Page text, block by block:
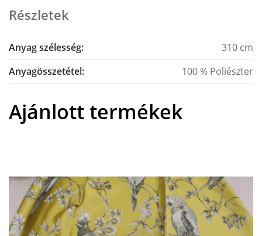
Részletek
Anyag szélesség:
310 cm
Anyagösszetétel:
100 % Poliészter
Ajánlott termékek